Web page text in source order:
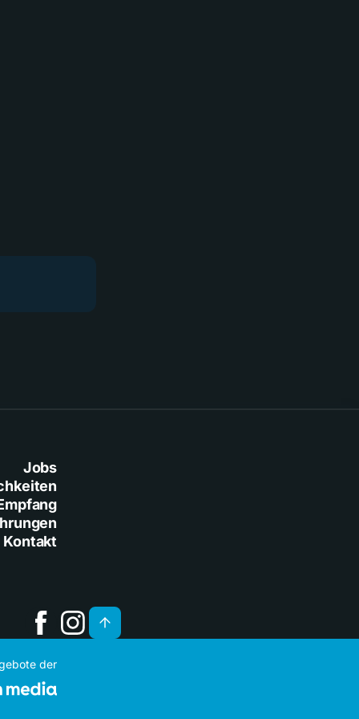
Jobs
Kontakt
der